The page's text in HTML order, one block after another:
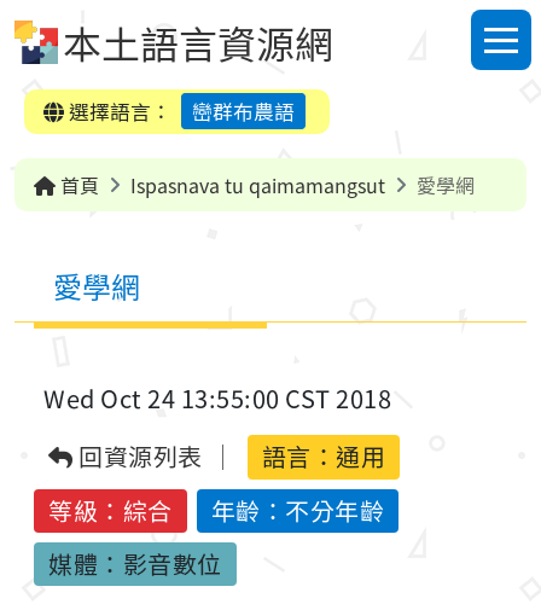
本土語言資源網
選單
選擇語言：
巒群布農語
首頁 Ispasnava tu qaimamangsut 愛學網
愛學網
Wed Oct 24 13:55:00 CST 2018
回資源列表
語言： 通用
等級：綜合
年齡：不分年齡
媒體：影音數位